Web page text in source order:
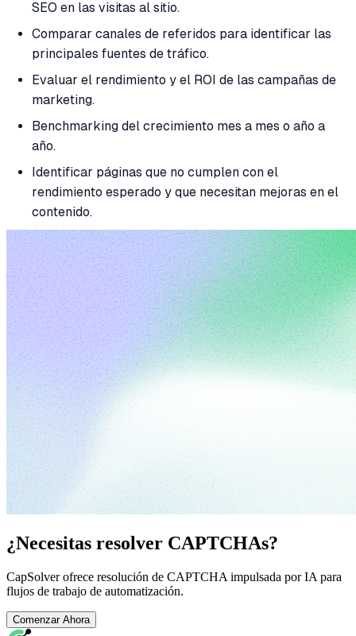
SEO en las visitas al sitio.
Comparar canales de referidos para identificar las
principales fuentes de tráfico.
Evaluar el rendimiento y el ROI de las campañas de
marketing.
Benchmarking del crecimiento mes a mes o año a
año.
Identificar páginas que no cumplen con el
rendimiento esperado y que necesitan mejoras en el
contenido.
¿Necesitas resolver CAPTCHAs?
CapSolver ofrece resolución de CAPTCHA impulsada por IA para
flujos de trabajo de automatización.
Comenzar Ahora